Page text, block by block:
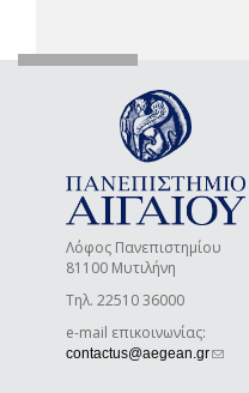
Λόφος Πανεπιστημίου
81100 Μυτιλήνη
Τηλ. 22510 36000
e-mail επικοινωνίας:
contactus@aegean.gr(link